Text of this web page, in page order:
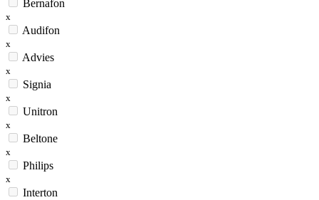
Bernafon
x
Audifon
x
Advies
x
Signia
x
Unitron
x
Beltone
x
Philips
x
Interton